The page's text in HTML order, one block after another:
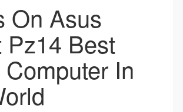
On Asus
Pz14 Best
In